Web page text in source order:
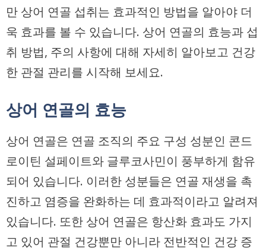
만 상어 연골 섭취는 효과적인 방법을 알아야 더
욱 효과를 볼 수 있습니다. 상어 연골의 효능과 섭
취 방법, 주의 사항에 대해 자세히 알아보고 건강
한 관절 관리를 시작해 보세요.
상어 연골의 효능
상어 연골은 연골 조직의 주요 구성 성분인 콘드
로이틴 설페이트와 글루코사민이 풍부하게 함유
되어 있습니다. 이러한 성분들은 연골 재생을 촉
진하고 염증을 완화하는 데 효과적이라고 알려져
있습니다. 또한 상어 연골은 항산화 효과도 가지
고 있어 관절 건강뿐만 아니라 전반적인 건강 증